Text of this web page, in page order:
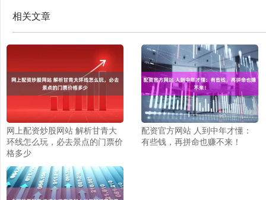
相关文章
网上配资炒股网站 解析甘青大
环线怎么玩，必去景点的门票价
格多少
配资官方网站 人到中年才懂：
有些钱，再拼命也赚不来！